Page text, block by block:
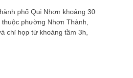
phố Qui Nhơn khoảng 30
phường Nhơn Thành,
chỉ họp từ khoảng tầm 3h,